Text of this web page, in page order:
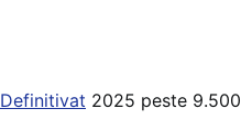
2025 peste 9.500